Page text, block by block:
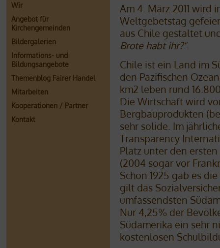
Wir
Angebot für
Kirchengemeinden
Bildergalerien
Informations- und
Bildungsangebote
Themenblog Fairer Handel
Mitarbeiten
Kooperationen / Partner
Kontakt
Am 4. März 2011 wird
Weltgebetstag
aus Chile gestaltet
Brote habt ihr?".
Chile ist ein Land im
den Pazifischen
km2 leben rund
Die Wirtschaft wird
Bergbauprodukten
sehr solide. Im
Transparency
Platz unter den
(2004 sogar vor
Schon 1925 gab es
gilt das
umfassendsten
Nur 4,25% der
Südamerika ein sehr
kostenlosen